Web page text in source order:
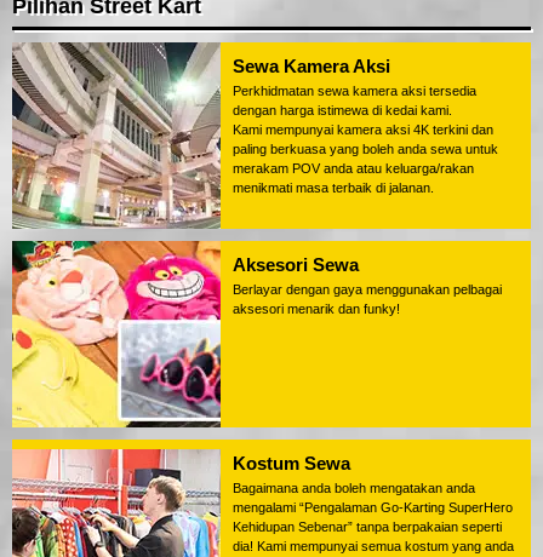
Pilihan Street Kart
Sewa Kamera Aksi
Perkhidmatan sewa kamera aksi tersedia
dengan harga istimewa di kedai kami.
Kami mempunyai kamera aksi 4K terkini dan
paling berkuasa yang boleh anda sewa untuk
merakam POV anda atau keluarga/rakan
menikmati masa terbaik di jalanan.
Aksesori Sewa
Berlayar dengan gaya menggunakan pelbagai
aksesori menarik dan funky!
Kostum Sewa
Bagaimana anda boleh mengatakan anda
mengalami “Pengalaman Go-Karting SuperHero
Kehidupan Sebenar” tanpa berpakaian seperti
dia! Kami mempunyai semua kostum yang anda